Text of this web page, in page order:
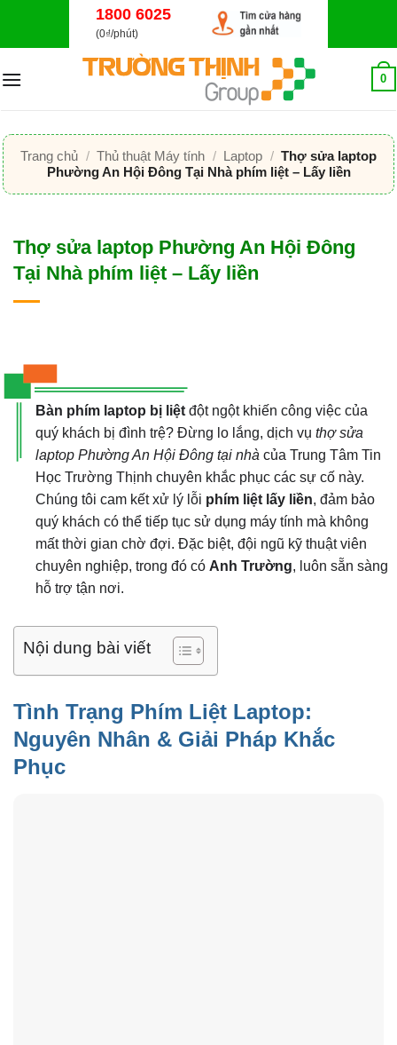
dung
1800 6025
(0₫/phút)
0
Trang chủ / Thủ thuật Máy tính / Laptop / Thợ sửa laptop
Phường An Hội Đông Tại Nhà phím liệt – Lấy liền
Thợ sửa laptop Phường An Hội Đông
Tại Nhà phím liệt – Lấy liền
Bàn phím laptop bị liệt đột ngột khiến công việc của
quý khách bị đình trệ? Đừng lo lắng, dịch vụ thợ sửa
laptop Phường An Hội Đông tại nhà của Trung Tâm Tin
Học Trường Thịnh chuyên khắc phục các sự cố này.
Chúng tôi cam kết xử lý lỗi phím liệt lấy liền, đảm bảo
quý khách có thể tiếp tục sử dụng máy tính mà không
mất thời gian chờ đợi. Đặc biệt, đội ngũ kỹ thuật viên
chuyên nghiệp, trong đó có Anh Trường, luôn sẵn sàng
hỗ trợ tận nơi.
Nội dung bài viết
Tình Trạng Phím Liệt Laptop:
Nguyên Nhân & Giải Pháp Khắc
Phục